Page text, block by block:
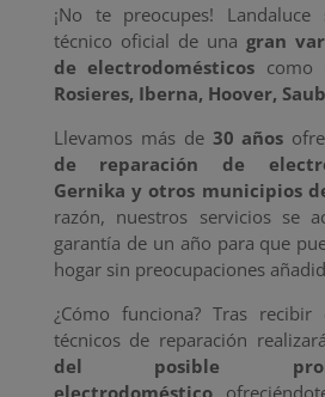
¡No te preocupes!
técnico oficial de una gran
de electrodomésticos como
Rosieres, Iberna, Hoover,
Llevamos más de30 años
de reparación de
Gernika y otros municipios
razón, nuestros servicios se
garantía de un año para que
hogar sin preocupaciones
¿Cómo funciona? Tras
técnicos de reparación
del posible
electrodoméstico